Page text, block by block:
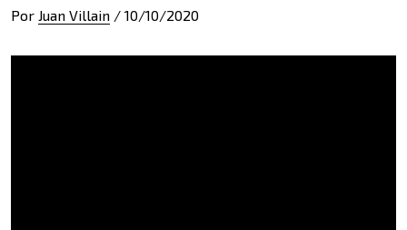
Por Juan Villain / 10/10/2020